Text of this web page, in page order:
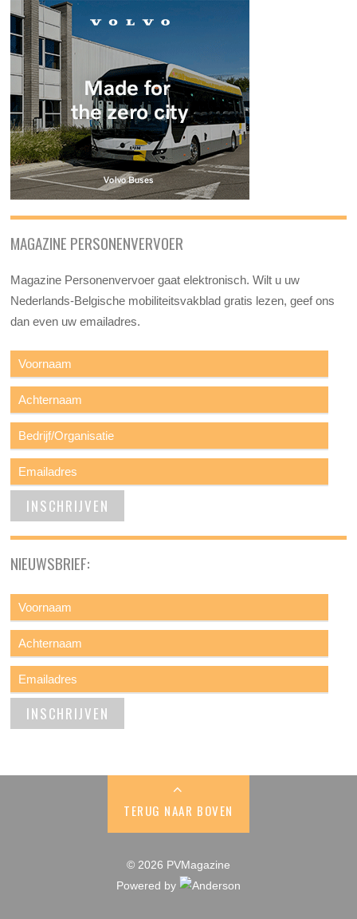
MAGAZINE PERSONENVERVOER
Magazine Personenvervoer gaat elektronisch. Wilt u uw
Nederlands-Belgische mobiliteitsvakblad gratis lezen, geef ons
dan even uw emailadres.
NIEUWSBRIEF:
TERUG NAAR BOVEN
© 2026 PVMagazine
Powered by